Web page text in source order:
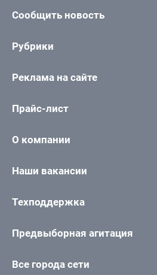
Сообщить новость
Рубрики
Реклама на сайте
Прайс-лист
О компании
Наши вакансии
Техподдержка
Предвыборная агитация
Все города сети